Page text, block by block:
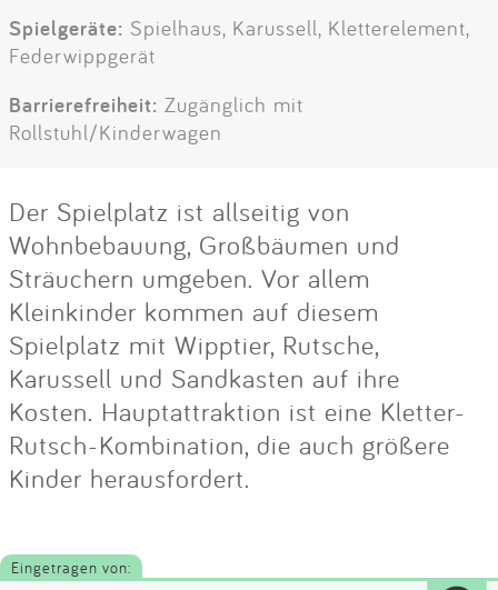
Spielgeräte: Spielhaus, Karussell, Kletterelement,
Federwippgerät
Barrierefreiheit: Zugänglich mit
Rollstuhl/Kinderwagen
Der Spielplatz ist allseitig von
Wohnbebauung, Großbäumen und
Sträuchern umgeben. Vor allem
Kleinkinder kommen auf diesem
Spielplatz mit Wipptier, Rutsche,
Karussell und Sandkasten auf ihre
Kosten. Hauptattraktion ist eine Kletter-
Rutsch-Kombination, die auch größere
Kinder herausfordert.
Eingetragen von: